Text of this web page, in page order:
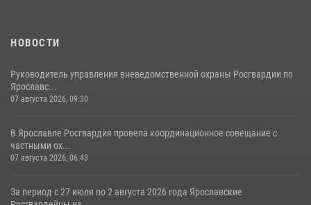
НОВОСТИ
Руководитель управления вневедомственной охраны Росгвардии по
Ярославс...
07 августа 2026, 09:30
В Ярославле Росгвардия провела координационное совещание с
частными ох...
07 августа 2026, 06:43
За период с 27 июля по 2 августа 2026 года Ярославские